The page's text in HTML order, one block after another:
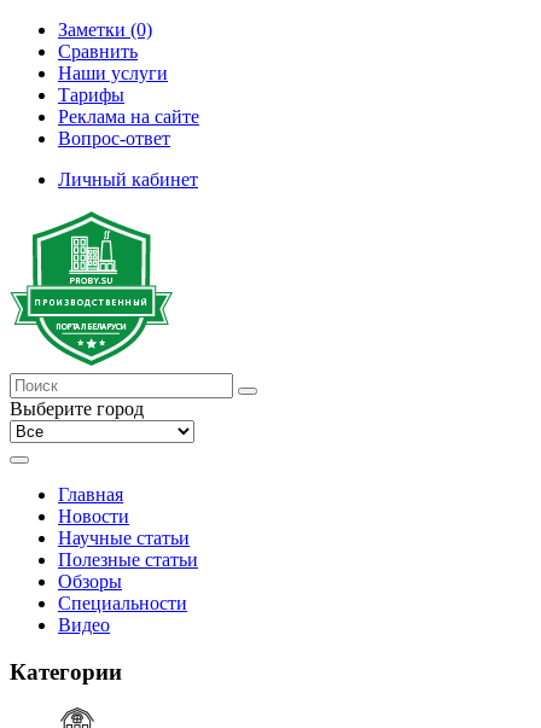
Заметки (0)
Сравнить
Наши услуги
Тарифы
Реклама на сайте
Вопрос-ответ
Личный кабинет
Выберите город
Главная
Новости
Научные статьи
Полезные статьи
Обзоры
Специальности
Видео
Категории